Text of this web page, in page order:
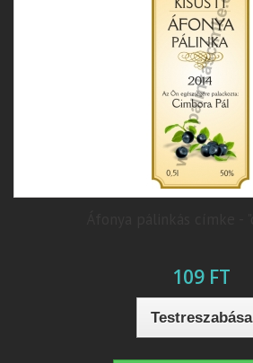
109 FT
Testreszabása